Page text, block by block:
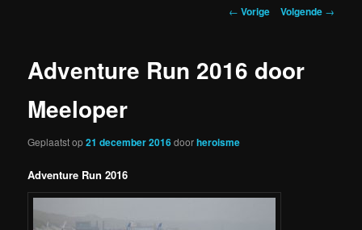
Berichtnavigatie
← Vorige Volgende →
Adventure Run 2016 door
Meeloper
Geplaatst op21 december 2016doorheroisme
Adventure Run 2016